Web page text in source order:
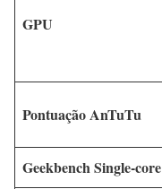
GPU
Pontuação AnTuTu
Geekbench Single-core